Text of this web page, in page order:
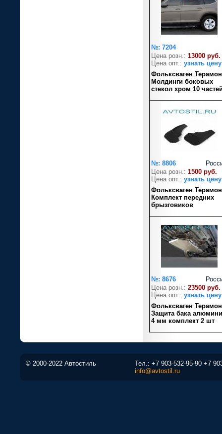
№: 7204
Цена розн.: 13000 руб.
Цена опт.: узнать цену
Фольксваген
Молдинги боковых
стекол хром 10
№: 8806
Цена розн.: 1500 руб.
Цена опт.: узнать цену
Фольксваген
Комплект передних
брызговиков
№: 8676
Цена розн.: 23500 руб.
Цена опт.: узнать цену
Фольксваген
Защита бака
4 мм комплект 2 шт
© 2000-2022 Автостиль Тел.: +7 903-532-95-90 +7
info@avtostil.ru